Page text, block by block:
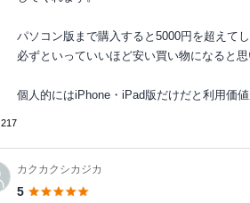
パソコン版まで購入すると5000円を超えて
必ずといっていいほど安い買い物になると思
個人的にはiPhone・iPad版だけだと利用価
217
カクカクシカジカ
5